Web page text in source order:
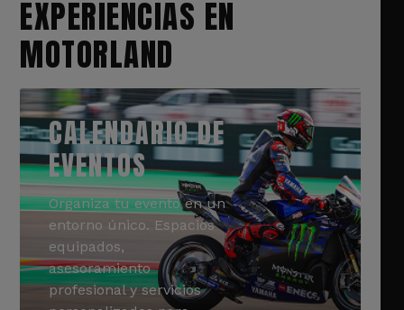
EXPERIENCIAS EN
MOTORLAND
CALENDARIO DE
EVENTOS
Organiza tu evento en un
entorno único. Espacios
equipados,
asesoramiento
profesional y servicios